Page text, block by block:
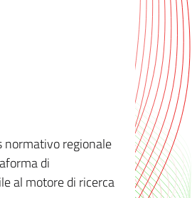
normativo regionale
di
al motore di ricerca